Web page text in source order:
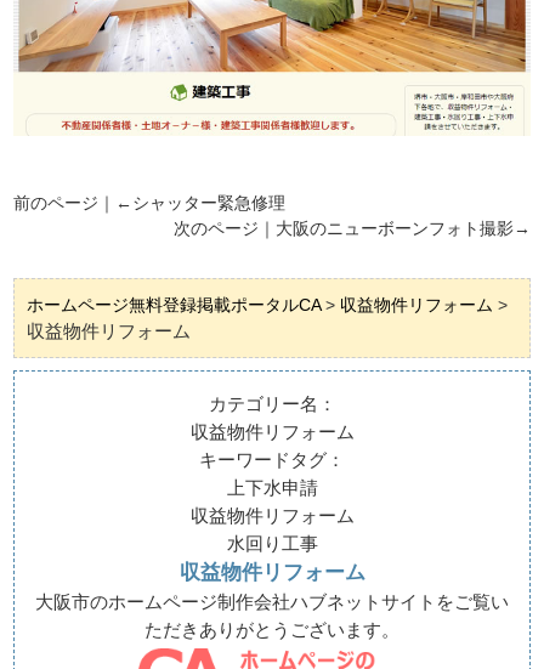
前のページ｜←シャッター緊急修理
次のページ｜ 大阪のニューボーンフォト撮影→
ホームページ無料登録掲載ポータルCA> 収益物件リフォーム >
収益物件リフォーム
カテゴリー名：
収益物件リフォーム
キーワードタグ：
上下水申請
収益物件リフォーム
水回り工事
収益物件リフォーム
大阪市のホームページ制作会社ハブネットサイトをご覧い
ただきありがとうございます。